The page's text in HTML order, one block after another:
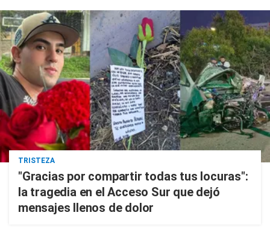
TRISTEZA
"Gracias por compartir todas tus locuras":
la tragedia en el Acceso Sur que dejó
mensajes llenos de dolor